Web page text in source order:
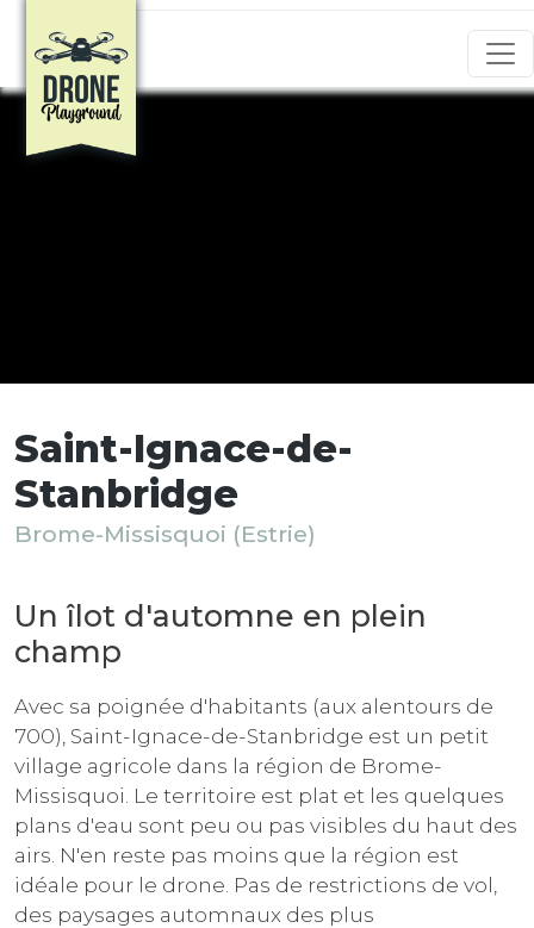
Aller au contenu principal
Saint-Ignace-de-
Stanbridge
Brome-Missisquoi (Estrie)
Un îlot d'automne en plein
champ
Avec sa poignée d'habitants (aux alentours de
700), Saint-Ignace-de-Stanbridge est un petit
village agricole dans la région de Brome-
Missisquoi. Le territoire est plat et les quelques
plans d'eau sont peu ou pas visibles du haut des
airs. N'en reste pas moins que la région est
idéale pour le drone. Pas de restrictions de vol,
des paysages automnaux des plus